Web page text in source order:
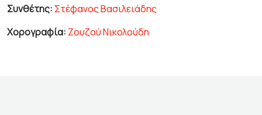
Συνθέτης: Στέφανος Βασιλειάδης
Χορογραφία: Ζουζού Νικολούδη